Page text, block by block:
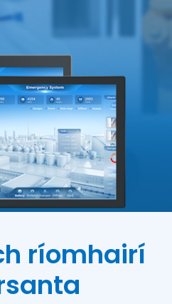
ríomhairí